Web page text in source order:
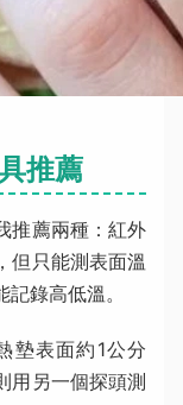
推薦
推薦兩種：紅外
但只能測表面溫
錄高低溫。
墊表面約1公分
用另一個探頭測